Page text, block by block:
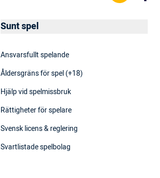
Sunt spel
Ansvarsfullt spelande
Åldersgräns för spel (+18)
Hjälp vid spelmissbruk
Rättigheter för spelare
Svensk licens & reglering
Svartlistade spelbolag